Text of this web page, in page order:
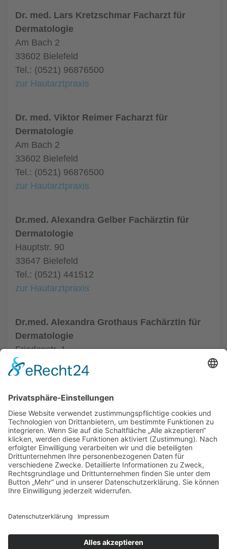
Dr. med. Lars Kretzschmar Facharzt für
Dermatologie
Am Bach 2
33602 Bielefeld
Tel.: (0521) 96876500
zur Hautarztpraxis
Dr. med. Viktor Reimer Facharzt für
Dermatologie
Am Bach 2
33602 Bielefeld
Tel.: (0521) 96876500
zur Hautarztpraxis
Dr.med. Alexandra Gelber Fachärztin für
Dermatologie
Hauptstr. 90
33647 Bielefeld
Tel.: (0521) 441512
zur Hautarztpraxis
Dr.med. Alexandra Grothaus Fachärztin für
Dermatologie
Friedenstr. 1
33602 Bielefeld
Tel.: (0521) 68004
ALLGEMEIN
HAUTÄRZTE
HAUTÄRZTE